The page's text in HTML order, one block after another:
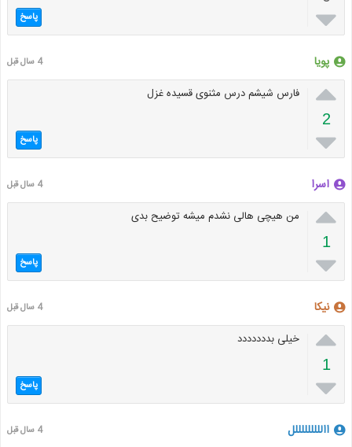
 پاسخ
پویا 4 سال قبل

2

فارس شیشم درس مثنوی قسیده غزل
پاسخ
اسرا 4 سال قبل

1

من هیچی هالی نشدم میشه توضیح بدی
پاسخ
نیکا 4 سال قبل

1

خیلی بددددددد
پاسخ
االللللللللل 4 سال قبل